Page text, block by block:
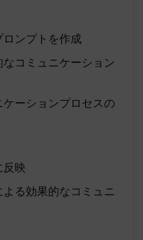
ンプトを作成
コミュニケーション
ーションプロセスの
反映
る効果的なコミュニ